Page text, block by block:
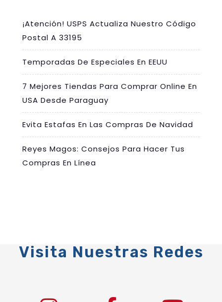
¡Atención! USPS Actualiza Nuestro Código
Postal A 33195
Temporadas De Especiales En EEUU
7 Mejores Tiendas Para Comprar Online En
USA Desde Paraguay
Evita Estafas En Las Compras De Navidad
Reyes Magos: Consejos Para Hacer Tus
Compras En Línea
Visita Nuestras Redes